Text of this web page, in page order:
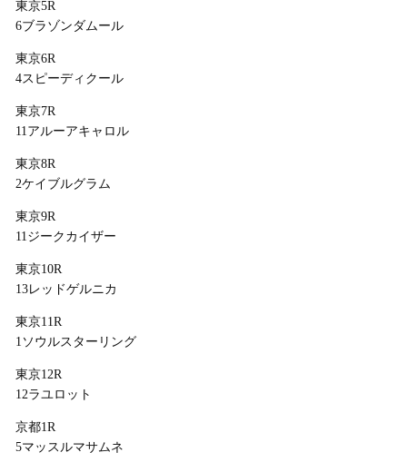
東京5R
6ブラゾンダムール
東京6R
4スピーディクール
東京7R
11アルーアキャロル
東京8R
2ケイブルグラム
東京9R
11ジークカイザー
東京10R
13レッドゲルニカ
東京11R
1ソウルスターリング
東京12R
12ラユロット
京都1R
5マッスルマサムネ